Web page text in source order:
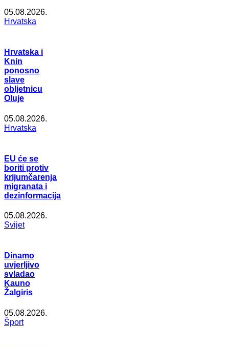
05.08.2026.
Hrvatska
Hrvatska i
Knin
ponosno
slave
obljetnicu
Oluje
05.08.2026.
Hrvatska
EU će se
boriti protiv
krijumčarenja
migranata i
dezinformacija
05.08.2026.
Svijet
Dinamo
uvjerljivo
svladao
Kauno
Žalgiris
05.08.2026.
Šport